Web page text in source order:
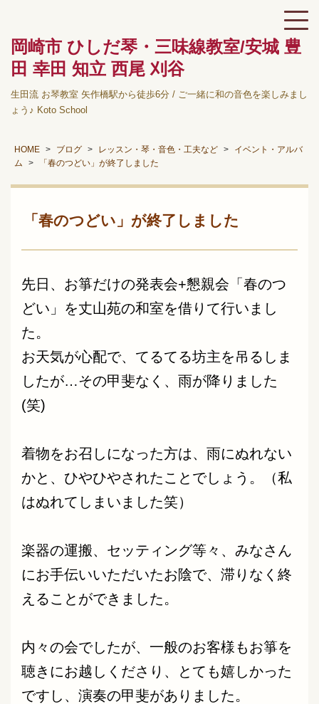
岡崎市 ひしだ琴・三味線教室/安城 豊
田 幸田 知立 西尾 刈谷
生田流 お琴教室 矢作橋駅から徒歩6分 / ご一緒に和の音色を楽しみまし
ょう♪ Koto School
HOME ブログ レッスン・琴・音色・工夫など
イベント・アルバ
ム
「春のつどい」が終了しました
「春のつどい」が終了しました
先日、お箏だけの発表会+懇親会「春のつ
どい」を丈山苑の和室を借りて行いまし
た。
お天気が心配で、てるてる坊主を吊るしま
したが…その甲斐なく、雨が降りました
(笑)
着物をお召しになった方は、雨にぬれない
かと、ひやひやされたことでしょう。（私
はぬれてしまいました笑）
楽器の運搬、セッティング等々、みなさん
にお手伝いいただいたお陰で、滞りなく終
えることができました。
内々の会でしたが、一般のお客様もお箏を
聴きにお越しくださり、とても嬉しかった
ですし、演奏の甲斐がありました。